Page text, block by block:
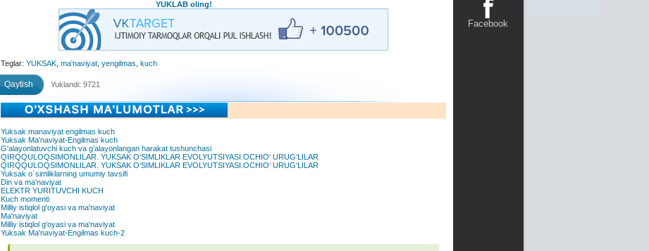
Facebook
YUKLAB oling!
Teglar: YUKSAK, ma'naviyat, yengilmas kuch
Qaytish Yuklandi: 9721
Yuksak manaviyat engilmas kuch
Yuksak Ma'naviyat-Engilmas kuch
G'alayonlatuvchi kuch va g’alayonlangan harakat tushunchasi
QIRQQULOQSIMONLILAR. YUKSAK O‘SIMLIKLAR EVOLYUTSIYASI.OCHIO‘ URUG‘LILAR
QIRQQULOQSIMONLILAR. YUKSAK O‘SIMLIKLAR EVOLYUTSIYASI.OCHIO‘ URUG‘LILAR
Yuksak o`simliklarning umumiy tavsifi
Din va ma'naviyat
ELEKTR YURITUVCHI KUCH
Kuch momenti
Milliy istiqlol g'oyasi va ma'naviyat
Ma'naviyat
Milliy istiqlol g'oyasi va ma'naviyat
Yuksak Ma'naviyat-Engilmas kuch-2